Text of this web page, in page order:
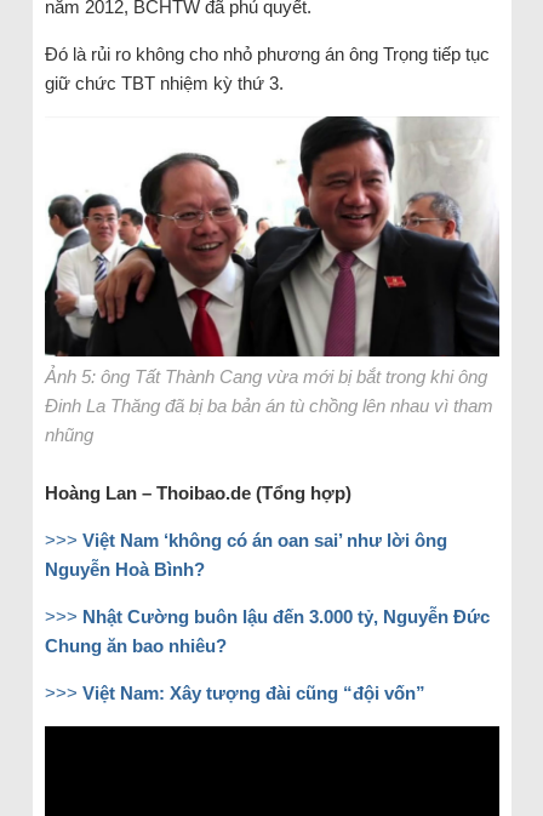
năm 2012, BCHTW đã phủ quyết.
Đó là rủi ro không cho nhỏ phương án ông Trọng tiếp tục
giữ chức TBT nhiệm kỳ thứ 3.
Ảnh 5: ông Tất Thành Cang vừa mới bị bắt trong khi ông
Đinh La Thăng đã bị ba bản án tù chồng lên nhau vì tham
nhũng
Hoàng Lan – Thoibao.de (Tổng hợp)
>>> Việt Nam ‘không có án oan sai’ như lời ông
Nguyễn Hoà Bình?
>>> Nhật Cường buôn lậu đến 3.000 tỷ, Nguyễn Đức
Chung ăn bao nhiêu?
>>> Việt Nam: Xây tượng đài cũng “đội vốn”